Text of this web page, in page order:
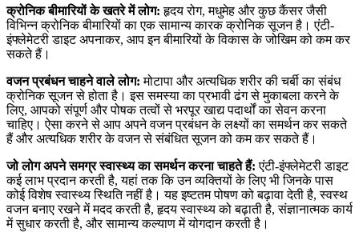
क्रोनिक बीमारियों के खतरे में लोग: हृदय रोग, मधुमेह और कुछ कैंसर जैसी
विभिन्न क्रोनिक बीमारियों का एक सामान्य कारक क्रोनिक सूजन है। एंटी-
इंफ्लेमेटरी डाइट अपनाकर, आप इन बीमारियों के विकास के जोखिम को कम कर
सकते हैं।
वजन प्रबंधन चाहने वाले लोग: मोटापा और अत्यधिक शरीर की चर्बी का संबंध
क्रोनिक सूजन से होता है। इस समस्या का प्रभावी ढंग से मुकाबला करने के
लिए, आपको संपूर्ण और पोषक तत्वों से भरपूर खाद्य पदार्थों का सेवन करना
चाहिए। ऐसा करने से आप अपने वजन प्रबंधन के लक्ष्यों का समर्थन कर सकते
हैं और अत्यधिक शरीर के वजन से संबंधित सूजन को कम कर सकते हैं।
जो लोग अपने समग्र स्वास्थ्य का समर्थन करना चाहते हैं: एंटी-इंफ्लेमेटरी डाइट
कई लाभ प्रदान करती है, यहां तक कि उन व्यक्तियों के लिए भी जिनके पास
कोई विशेष स्वास्थ्य स्थिति नहीं है। यह इष्टतम पोषण को बढ़ावा देती है, स्वस्थ
वजन बनाए रखने में मदद करती है, हृदय स्वास्थ्य को बढ़ाती है, संज्ञानात्मक कार्य
में सुधार करती है, और सामान्य कल्याण में योगदान करती है।